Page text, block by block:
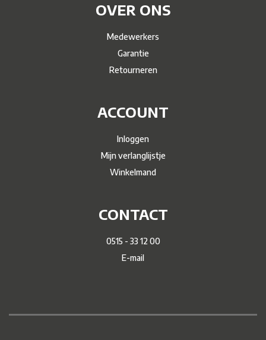
OVER ONS
Medewerkers
Garantie
Retourneren
ACCOUNT
Inloggen
Mijn verlanglijstje
Winkelmand
CONTACT
0515 - 33 12 00
E-mail